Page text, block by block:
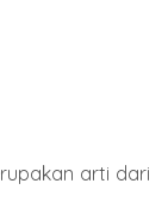
arti dari